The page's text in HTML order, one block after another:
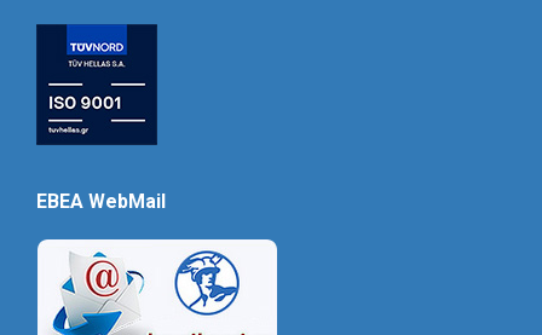
EBEA WebMail